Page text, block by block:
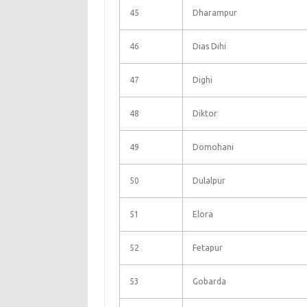
45 Dharampur
46 Dias Dihi
47 Dighi
48 Diktor
49 Domohani
50 Dulalpur
51 Elora
52 Fetapur
53 Gobarda